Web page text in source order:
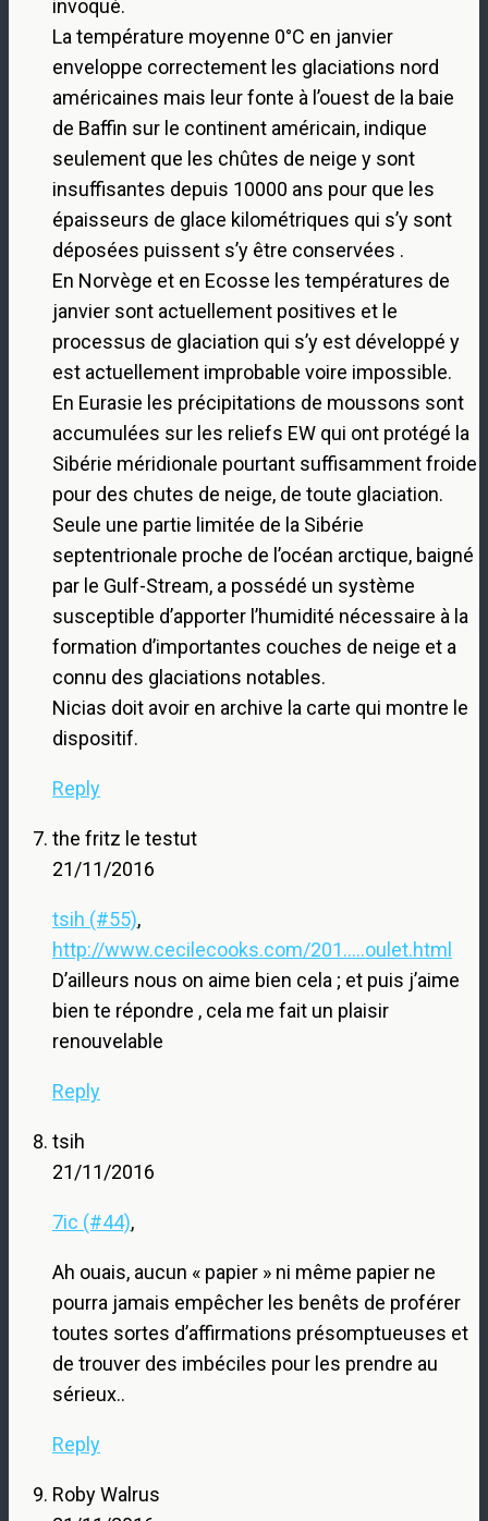
invoqué.
La température moyenne 0°C en janvier
enveloppe correctement les glaciations nord
américaines mais leur fonte à l’ouest de la baie
de Baffin sur le continent américain, indique
seulement que les chûtes de neige y sont
insuffisantes depuis 10000 ans pour que les
épaisseurs de glace kilométriques qui s’y sont
déposées puissent s’y être conservées .
En Norvège et en Ecosse les températures de
janvier sont actuellement positives et le
processus de glaciation qui s’y est développé y
est actuellement improbable voire impossible.
En Eurasie les précipitations de moussons sont
accumulées sur les reliefs EW qui ont protégé la
Sibérie méridionale pourtant suffisamment froide
pour des chutes de neige, de toute glaciation.
Seule une partie limitée de la Sibérie
septentrionale proche de l’océan arctique, baigné
par le Gulf-Stream, a possédé un système
susceptible d’apporter l’humidité nécessaire à la
formation d’importantes couches de neige et a
connu des glaciations notables.
Nicias doit avoir en archive la carte qui montre le
dispositif.
Reply
the fritz le testut
21/11/2016
tsih (#55),
http://www.cecilecooks.com/201.....oulet.html
D’ailleurs nous on aime bien cela ; et puis j’aime
bien te répondre , cela me fait un plaisir
renouvelable
Reply
tsih
21/11/2016
7ic (#44),
Ah ouais, aucun « papier » ni même papier ne
pourra jamais empêcher les benêts de proférer
toutes sortes d’affirmations présomptueuses et
de trouver des imbéciles pour les prendre au
sérieux..
Reply
Roby Walrus